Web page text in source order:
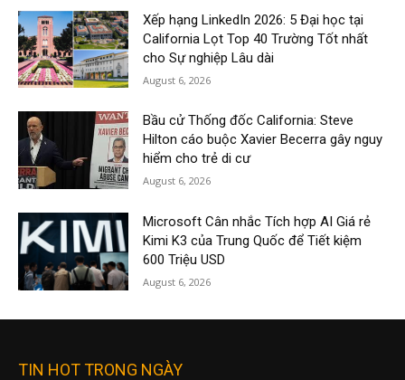
Xếp hạng LinkedIn 2026: 5 Đại học tại
California Lọt Top 40 Trường Tốt nhất
cho Sự nghiệp Lâu dài
August 6, 2026
Bầu cử Thống đốc California: Steve
Hilton cáo buộc Xavier Becerra gây nguy
hiểm cho trẻ di cư
August 6, 2026
Microsoft Cân nhắc Tích hợp AI Giá rẻ
Kimi K3 của Trung Quốc để Tiết kiệm
600 Triệu USD
August 6, 2026
TIN HOT TRONG NGÀY